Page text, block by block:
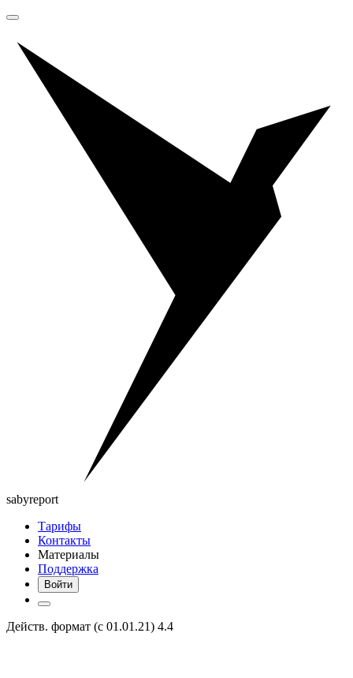
sabyreport
Тарифы
Контакты
Материалы
Поддержка
Войти
Действ. формат (с 01.01.21) 4.4